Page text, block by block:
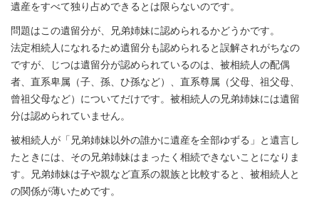
遺産をすべて独り占めできるとは限らないのです。
問題はこの遺留分が、兄弟姉妹に認められるかどうかです。
法定相続人になれるため遺留分も認められると誤解されがちなの
ですが、じつは遺留分が認められているのは、被相続人の配偶
者、直系卑属（子、孫、ひ孫など）、直系尊属（父母、祖父母、
曾祖父母など）についてだけです。被相続人の兄弟姉妹には遺留
分は認められていません。
被相続人が「兄弟姉妹以外の誰かに遺産を全部ゆずる」と遺言し
たときには、その兄弟姉妹はまったく相続できないことになりま
す。兄弟姉妹は子や親など直系の親族と比較すると、被相続人と
の関係が薄いためです。